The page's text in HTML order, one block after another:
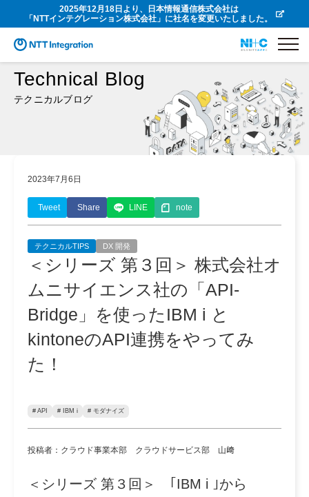
2025年12月18日より、日本情報通信株式会社は
「NTTインテグレーション株式会社」に社名を変更いたしました。
Technical Blog
テクニカルブログ
2023年7月6日
Tweet Share LINE note
テクニカルTIPS DX 開発
＜シリーズ 第３回＞ 株式会社オ
ムニサイエンス社の「API-
Bridge」を使ったIBM i と
kintoneのAPI連携をやってみ
た！
# API # IBM i # モダナイズ
投稿者：クラウド事業本部 クラウドサービス部 山﨑
＜シリーズ 第３回＞
｢IBM i ｣から